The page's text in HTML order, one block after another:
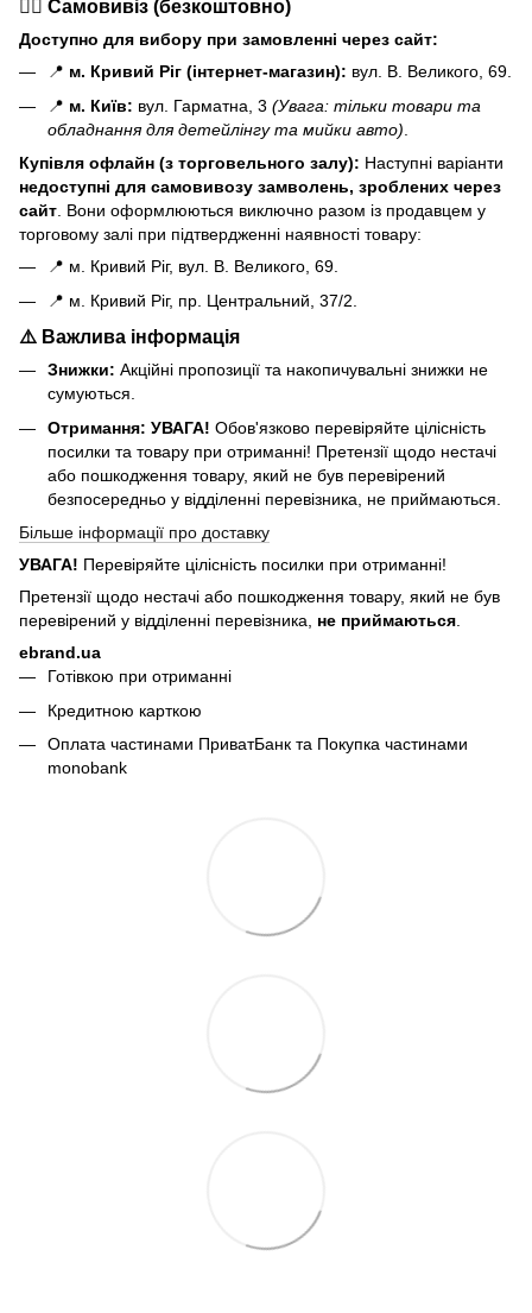
🏃‍♂️ Самовивіз (безкоштовно)
Доступно для вибору при замовленні через сайт:
📍 м. Кривий Ріг (інтернет-магазин): вул. В. Великого, 69.
📍 м. Київ: вул. Гарматна, 3 (Увага: тільки товари та
обладнання для детейлінгу та мийки авто)
Купівля офлайн (з торговельного залу): Наступні варіанти
недоступні для самовивозу замволень, зроблених через
сайт . Вони оформлюються виключно разом із продавцем у
торговому залі при підтвердженні наявності товару:
📍 м. Кривий Ріг, вул. В. Великого, 69.
📍 м. Кривий Ріг, пр. Центральний, 37/2.
⚠️ Важлива інформація
Знижки: Акційні пропозиції та накопичувальні знижки не
сумуються.
Отримання: УВАГА! Обов'язково перевіряйте цілісність
посилки та товару при отриманні! Претензії щодо нестачі
або пошкодження товару, який не був перевірений
безпосередньо у відділенні перевізника, не приймаються.
Більше інформації про доставку
УВАГА! Перевіряйте цілісність посилки при отриманні!
Претензії щодо нестачі або пошкодження товару, який не був
перевірений у відділенні перевізника, не приймаються
ebrand.ua
Готівкою при отриманні
Кредитною карткою
Оплата частинами ПриватБанк та Покупка частинами
monobank